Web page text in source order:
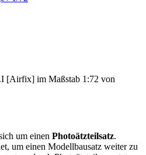
[Airfix] im Maßstab 1:72 von
um einen Photoätzteilsatz.
um einen Modellbausatz weiter zu